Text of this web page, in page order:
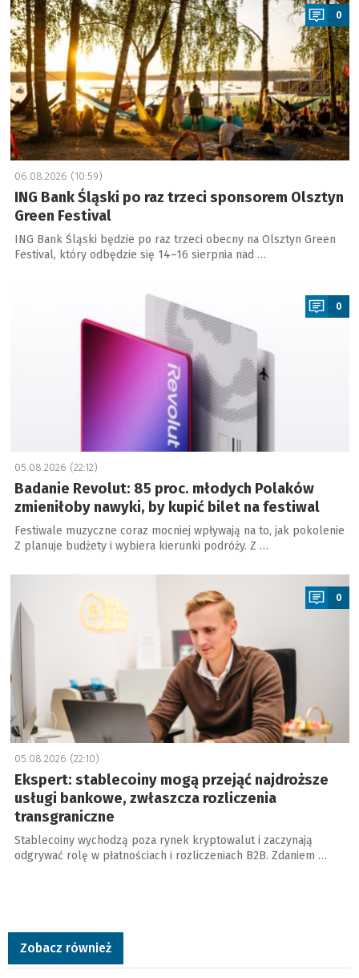
0
06.08.2026 (10:59)
ING Bank Śląski po raz trzeci sponsorem Olsztyn
Green Festival
ING Bank Śląski będzie po raz trzeci obecny na Olsztyn Green
Festival, który odbędzie się 14–16 sierpnia nad …
0
05.08.2026 (22:12)
Badanie Revolut: 85 proc. młodych Polaków
zmieniłoby nawyki, by kupić bilet na festiwal
Festiwale muzyczne coraz mocniej wpływają na to, jak pokolenie
Z planuje budżety i wybiera kierunki podróży. Z …
a
0
05.08.2026 (22:10)
Ekspert: stablecoiny mogą przejąć najdroższe
usługi bankowe, zwłaszcza rozliczenia
transgraniczne
Stablecoiny wychodzą poza rynek kryptowalut i zaczynają
odgrywać rolę w płatnościach i rozliczeniach B2B. Zdaniem …
Zobacz również